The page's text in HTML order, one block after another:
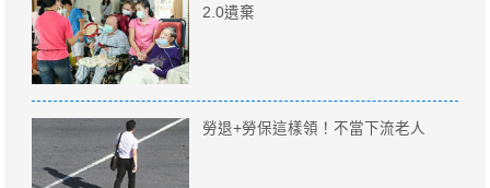
2.0遺棄
勞退+勞保這樣領！不當下流老人